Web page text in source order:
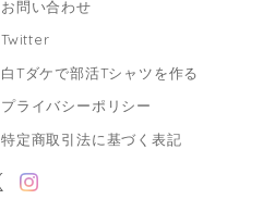
お問い合わせ
Twitter
白Tダケで部活Tシャツを作る
プライバシーポリシー
特定商取引法に基づく表記